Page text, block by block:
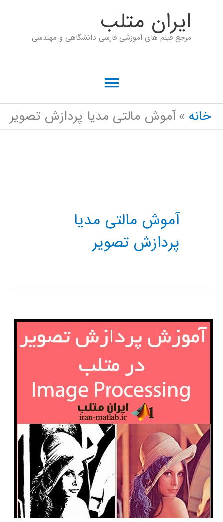
ايران متلب
مرجع فیلم های آموزشی فارسی دانشگاهی و مهندسی
فهرست
اصلی
خانه آموش مالتی مدیا پردازش تصویر
آموش مالتی مدیا
پردازش تصویر